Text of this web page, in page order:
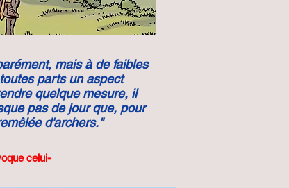
mais à de faibles
parts un aspect
quelque mesure, il
pas de jour que, pour
d'archers."
celui-